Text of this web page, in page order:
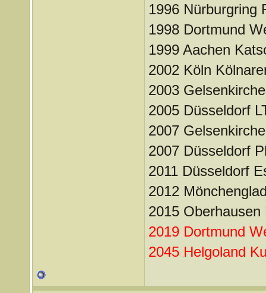
1996 Nürburgring
1998 Dortmund
1999 Aachen
2002 Köln
2003
2005 Düsseldorf
2007
2007 Düsseldorf
2011 Düsseldorf
2012
2015
2019 Dortmund
2045 Helgoland